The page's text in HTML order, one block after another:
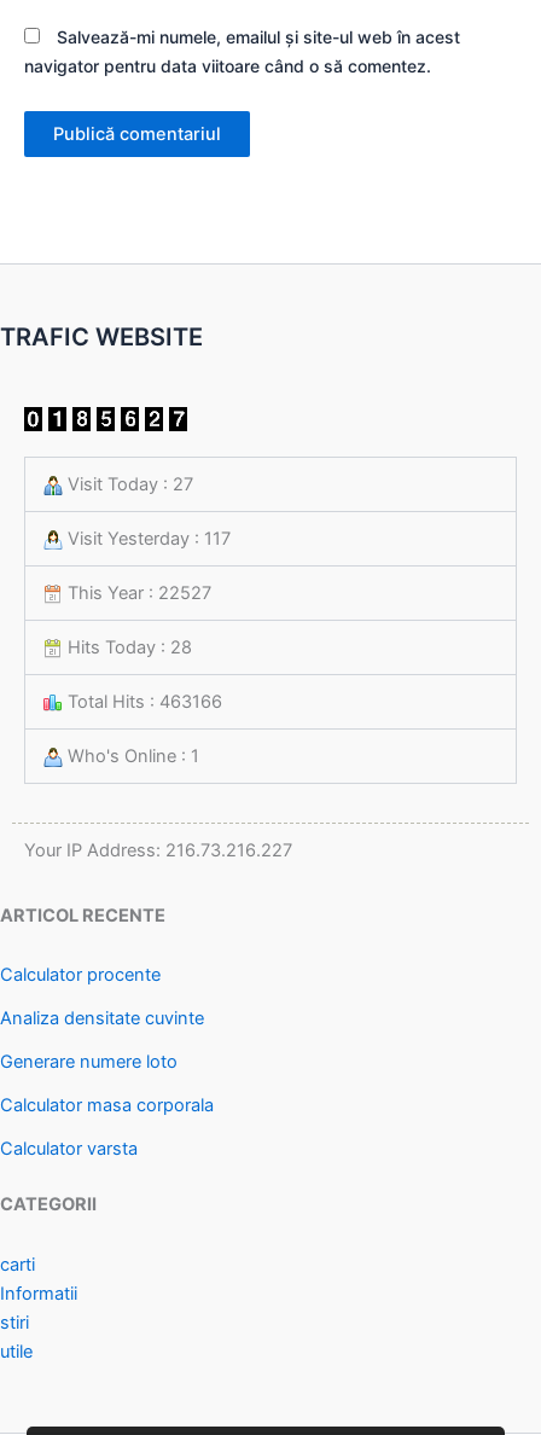
Salvează-mi numele, emailul și site-ul web în acest
navigator pentru data viitoare când o să comentez.
TRAFIC WEBSITE
Visit Today : 27
Visit Yesterday : 117
This Year : 22527
Hits Today : 28
Total Hits : 463166
Who's Online : 1
Your IP Address: 216.73.216.227
ARTICOL RECENTE
Calculator procente
Analiza densitate cuvinte
Generare numere loto
Calculator masa corporala
Calculator varsta
CATEGORII
carti
Informatii
stiri
utile